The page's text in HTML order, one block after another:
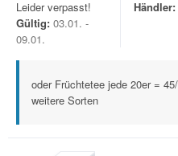
Leider verpasst!
Gültig: 03.01. -
09.01.
Händler:
oder Früchtetee jede 20er =
weitere Sorten